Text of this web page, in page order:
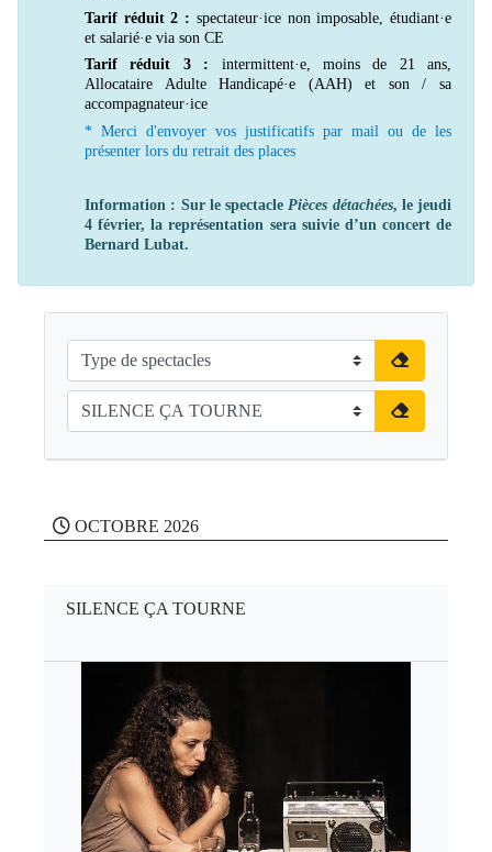
Tarif réduit 2 : spectateur·ice non imposable, étudiant·e
et salarié·e via son CE
Tarif réduit 3 : intermittent·e, moins de 21 ans,
Allocataire Adulte Handicapé·e (AAH) et son / sa
accompagnateur·ice
* Merci d'envoyer vos justificatifs par mail ou de les
présenter lors du retrait des places
Information : Sur le spectaclePièces détachées, le jeudi
4 février, la représentation sera suivie d’un concert de
Bernard Lubat.
OCTOBRE 2026
SILENCE ÇA TOURNE